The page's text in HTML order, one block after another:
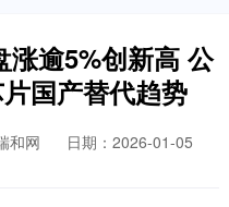
涨逾5%创新高 公
国产替代趋势
和网
日期：2026-01-05